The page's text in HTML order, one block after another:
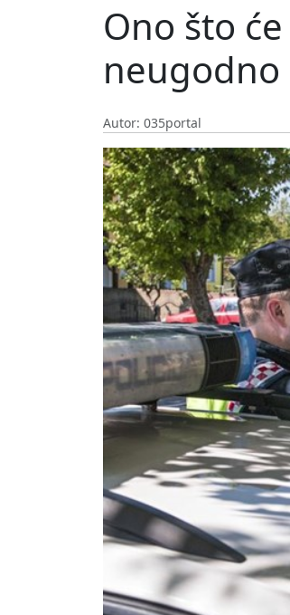
Ono što
Autor: 035portal